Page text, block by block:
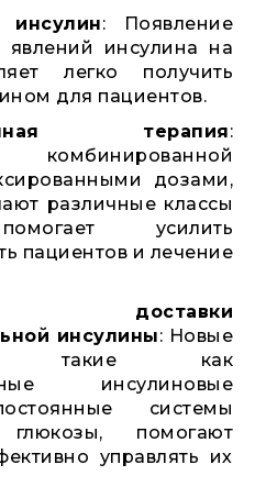
инсулин: Появление
явлений инсулина на
легко получить
для пациентов.
терапия:
дозами,
различные классы
усилить
пациентов и лечение
доставки
инсулины: Новые
такие как
инсулиновые
системы
глюкозы, помогают
управлять их